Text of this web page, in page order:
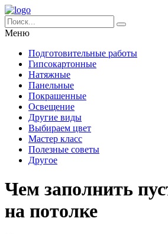
Меню
Подготовительные работы
Гипсокартонные
Натяжные
Панельные
Покрашенные
Освещение
Другие виды
Выбираем цвет
Мастер класс
Полезные советы
Другое
Чем заполнить
на потолке